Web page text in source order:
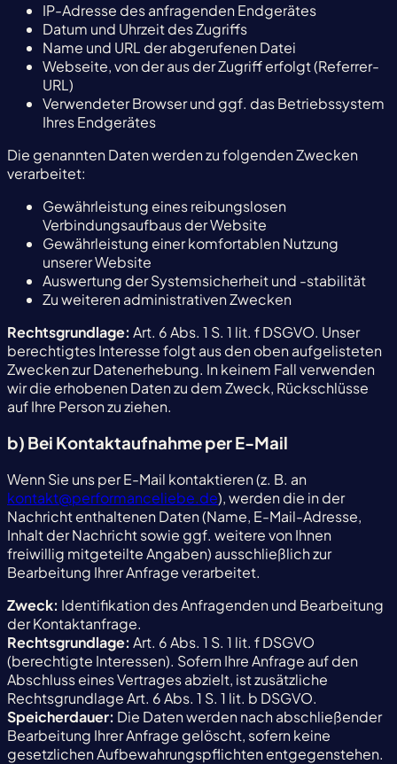
IP-Adresse des anfragenden Endgerätes
Datum und Uhrzeit des Zugriffs
Name und URL der abgerufenen Datei
Webseite, von der aus der Zugriff erfolgt (Referrer-
URL)
Verwendeter Browser und ggf. das Betriebssystem
Ihres Endgerätes
Die genannten Daten werden zu folgenden Zwecken
verarbeitet:
Gewährleistung eines reibungslosen
Verbindungsaufbaus der Website
Gewährleistung einer komfortablen Nutzung
unserer Website
Auswertung der Systemsicherheit und -stabilität
Zu weiteren administrativen Zwecken
Rechtsgrundlage: Art. 6 Abs. 1 S. 1 lit. f DSGVO. Unser
berechtigtes Interesse folgt aus den oben aufgelisteten
Zwecken zur Datenerhebung. In keinem Fall verwenden
wir die erhobenen Daten zu dem Zweck, Rückschlüsse
auf Ihre Person zu ziehen.
b) Bei Kontaktaufnahme per E-Mail
Wenn Sie uns per E-Mail kontaktieren (z. B. an
kontakt@performanceliebe.de), werden die in der
Nachricht enthaltenen Daten (Name, E-Mail-Adresse,
Inhalt der Nachricht sowie ggf. weitere von Ihnen
freiwillig mitgeteilte Angaben) ausschließlich zur
Bearbeitung Ihrer Anfrage verarbeitet.
Zweck: Identifikation des Anfragenden und Bearbeitung
der Kontaktanfrage.
Rechtsgrundlage: Art. 6 Abs. 1 S. 1 lit. f DSGVO
(berechtigte Interessen). Sofern Ihre Anfrage auf den
Abschluss eines Vertrages abzielt, ist zusätzliche
Rechtsgrundlage Art. 6 Abs. 1 S. 1 lit. b DSGVO.
Speicherdauer: Die Daten werden nach abschließender
Bearbeitung Ihrer Anfrage gelöscht, sofern keine
gesetzlichen Aufbewahrungspflichten entgegenstehen.